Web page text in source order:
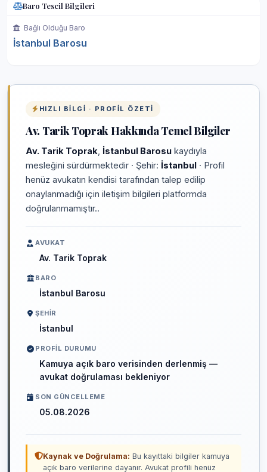
Baro Tescil Bilgileri
Bağlı Olduğu Baro
İstanbul Barosu
HIZLI BILGI · PROFIL ÖZETI
Av. Tarik Toprak Hakkında Temel Bilgiler
Av. Tarik Toprak İstanbul Barosu kaydıyla
mesleğini sürdürmektedir · Şehir: İstanbul · Profil
henüz avukatın kendisi tarafından talep edilip
onaylanmadığı için iletişim bilgileri platformda
doğrulanmamıştır..
AVUKAT
Av. Tarik Toprak
BARO
İstanbul Barosu
ŞEHIR
İstanbul
PROFIL DURUMU
Kamuya açık baro verisinden derlenmiş —
avukat doğrulaması bekleniyor
SON GÜNCELLEME
05.08.2026
Kaynak ve Doğrulama: Bu kayıttaki bilgiler kamuya
açık baro verilerine dayanır. Avukat profili henüz